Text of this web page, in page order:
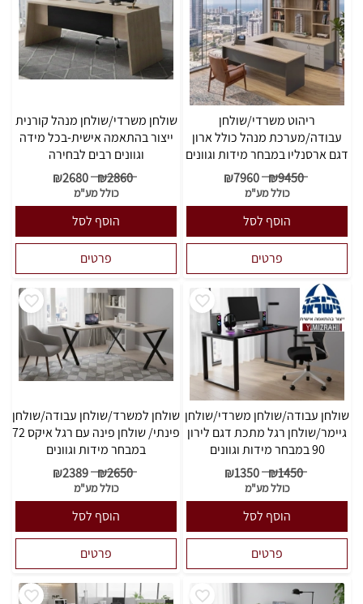
ריהוט משרדי/שולחן
עבודה/מערכת מנהל כולל ארון
דגם ארסנליו במבחר מידות וגוונים
₪9450
₪7960
כולל מע"מ
הוסף לסל
פרטים
שולחן משרדי/שולחן מנהל קורנית
ייצור בהתאמה אישית-בכל מידה
וגוונים רבים לבחירה
₪2860
₪2680
כולל מע"מ
הוסף לסל
פרטים
שולחן עבודה/שולחן משרדי/שולחן
גיימר/שולחן רגל מתכת דגם לירון
90 במבחר מידות וגוונים
₪1450
₪1350
כולל מע"מ
הוסף לסל
פרטים
שולחן למשרד/שולחן עבודה/שולחן
פינתי/ שולחן פינה עם רגל איקס 72
במבחר מידות וגוונים
₪2650
₪2389
כולל מע"מ
הוסף לסל
פרטים